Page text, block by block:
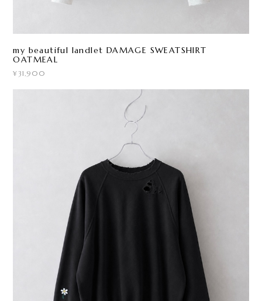
my beautiful landlet DAMAGE SWEATSHIRT
OATMEAL
¥31,900